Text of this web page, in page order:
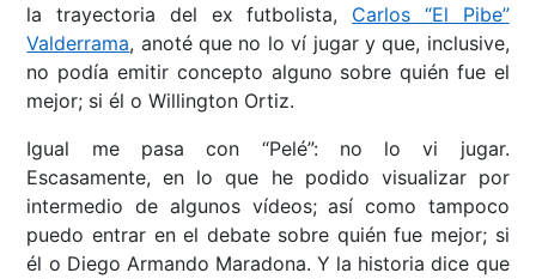
la trayectoria del ex futbolista, Carlos “El Pibe”
Valderrama, anoté que no lo ví jugar y que, inclusive,
no podía emitir concepto alguno sobre quién fue el
mejor; si él o Willington Ortiz.
Igual me pasa con “Pelé”: no lo vi jugar.
Escasamente, en lo que he podido visualizar por
intermedio de algunos vídeos; así como tampoco
puedo entrar en el debate sobre quién fue mejor; si
él o Diego Armando Maradona. Y la historia dice que